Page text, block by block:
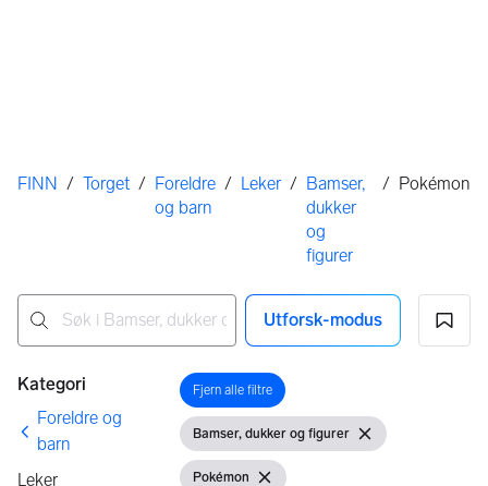
Her er du
FINN / Torget / Foreldre
og barn
/ Leker / Bamser,
dukker
og
figurer
/ Pokémon
Utforsk-modus
Filtre
Kategori
Foreldre og
barn
Leker
Åpne filter
Fjern alle filtre
Vis filter
Bamser, dukker og figurer Fjern filter
Pokémon